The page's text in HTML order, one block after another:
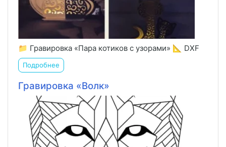
📁 Гравировка «Пара котиков с узорами» 📐 DXF
Подробнее
Гравировка «Волк»